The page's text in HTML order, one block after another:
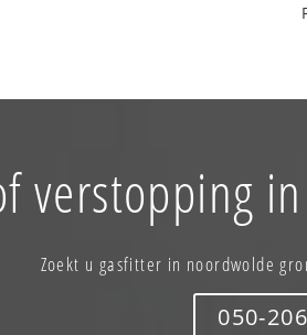
verstopping
Zoekt u gasfitter in noordwolde
050-